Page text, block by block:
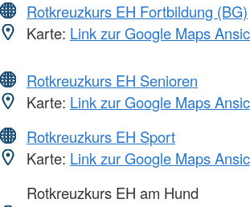
Rotkreuzkurs EH Fortbildung (BG)
Karte: Link zur Google Maps
Rotkreuzkurs EH Senioren
Karte: Link zur Google Maps
Rotkreuzkurs EH Sport
Karte: Link zur Google Maps
Rotkreuzkurs EH am Hund